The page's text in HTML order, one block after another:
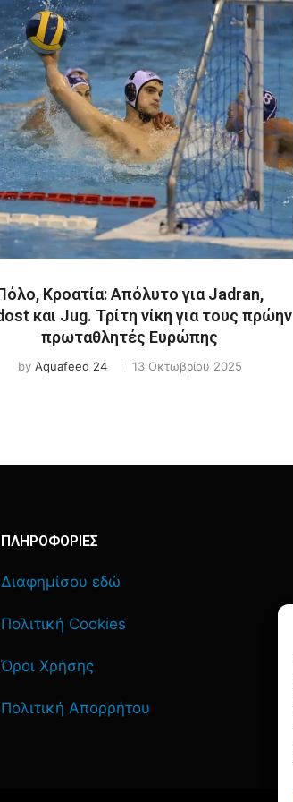
Κροατία: Απόλυτο για Jadran,
και Jug. Τρίτη νίκη για τους πρώην
πρωταθλητές Ευρώπης
by Aquafeed 24 13 Οκτωβρίου 2025
ΠΛΗΡΟΦΟΡΙΕΣ
Διαφημίσου εδώ
Πολιτική Cookies
Όροι Χρήσης
Πολιτική Απορρήτου